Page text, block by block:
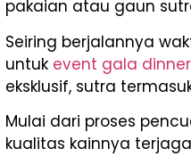
pakaian atau gaun
Seiring berjalannya
untuk event gala dinner
eksklusif, sutra
Mulai dari proses
kualitas kainnya